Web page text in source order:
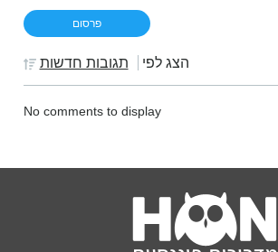
הצג לפי תגובות חדשות
No comments to display